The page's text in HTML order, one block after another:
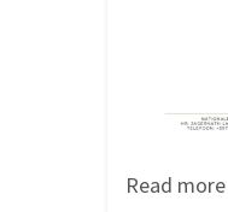
Read more